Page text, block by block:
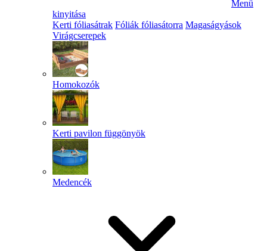
Menü
kinyitása
Kerti fóliasátrak Fóliák fóliasátorra Magaságyások
Virágcserepek
Homokozók
Kerti pavilon függönyök
Medencék